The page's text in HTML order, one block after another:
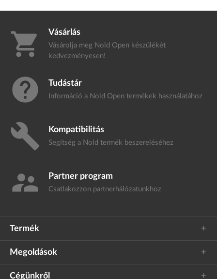
shopping_cart Vásárlás
Vásárolja meg Nold Open készülékét
kedvezményesen!
help Tudástár
Információ a Nold Open termékek használatához
build Kompatibilitás
Segítség a Nold termék beszereléséhez
supervisor_account Partner program
Csatlakozzon partnerhálózatunkhoz
Termék
Megoldások
Cégünkről